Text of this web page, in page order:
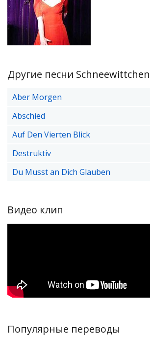
Другие песни Schneewittchen
Aber Morgen
Abschied
Auf Den Vierten Blick
Destruktiv
Du Musst an Dich Glauben
Видео клип
Популярные переводы